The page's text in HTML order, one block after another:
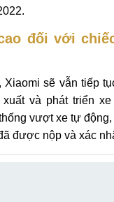
đối với
Xiaomi sẽ vẫn tiếp
và phát triển
vượt xe tự
được nộp và xác